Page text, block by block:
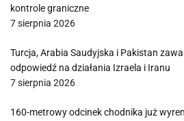
kontrole graniczne
7 sierpnia 2026
Turcja, Arabia Saudyjska i Pakistan
odpowiedź na działania Izraela i Iranu
7 sierpnia 2026
160-metrowy odcinek chodnika już